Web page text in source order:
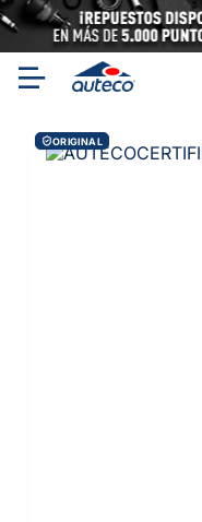
ORIGINAL